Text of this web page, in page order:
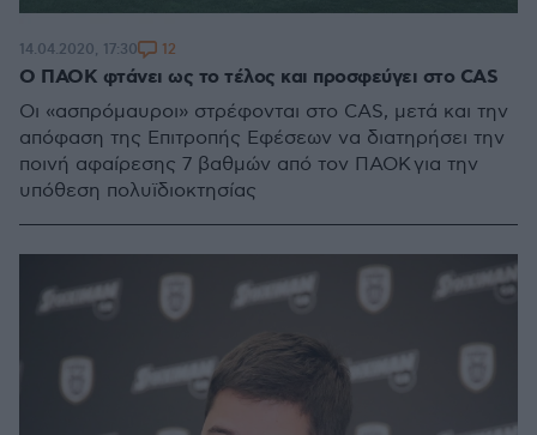
Ο ΠΑΟΚ φτάνει ως το τέλος και προσφεύγει στο CAS
Oι «ασπρόμαυροι» στρέφονται στο CAS, μετά και την
απόφαση της Επιτροπής Εφέσεων να διατηρήσει την
ποινή αφαίρεσης 7 βαθμών από τον ΠΑΟΚ για την
υπόθεση πολυϊδιοκτησίας
14.04.2020, 17:30 12